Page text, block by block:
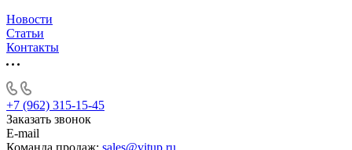
Новости
Статьи
Контакты
+7 (962) 315-15-45
Заказать звонок
E-mail
Команда продаж: sales@vitup.ru